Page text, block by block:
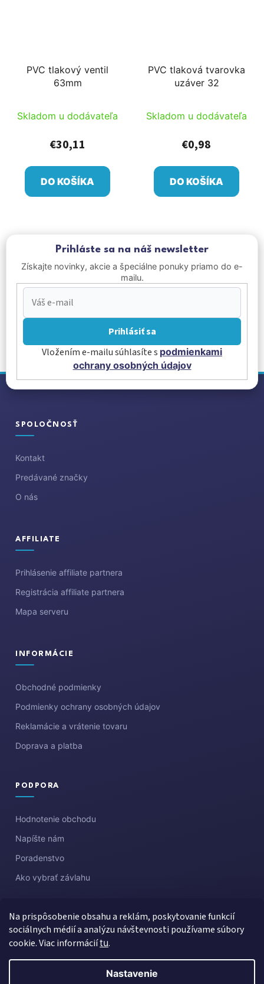
Na prispôsobenie obsahu a reklám, poskytovanie funkcií
sociálnych médií a analýzu návštevnosti používame súbory
cookie. Viac informáciítu.
Nastavenie
PVC tlakový ventil
63mm
Skladom u dodávateľa
€30,11
DO KOŠÍKA
PVC tlaková tvarovka
uzáver 32
Skladom u dodávateľa
€0,98
DO KOŠÍKA
Prihláste sa na náš newsletter
Získajte novinky, akcie a špeciálne ponuky priamo do e-
mailu.
Prihlásiť sa
Vložením e-mailu súhlasíte s podmienkami
ochrany osobných údajov
Z
SPOLOČNOSŤ
Kontakt
Predávané značky
O nás
AFFILIATE
Prihlásenie affiliate partnera
Registrácia affiliate partnera
Mapa serveru
INFORMÁCIE
Obchodné podmienky
Podmienky ochrany osobných údajov
Reklamácie a vrátenie tovaru
Doprava a platba
PODPORA
Hodnotenie obchodu
Napíšte nám
Poradenstvo
Ako vybrať závlahu